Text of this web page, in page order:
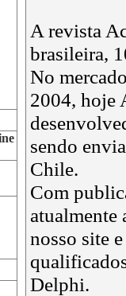
A revista
brasileira,
No
2004, hoje
sendo
Chile.
Com
atualmente
nosso site
Delphi.